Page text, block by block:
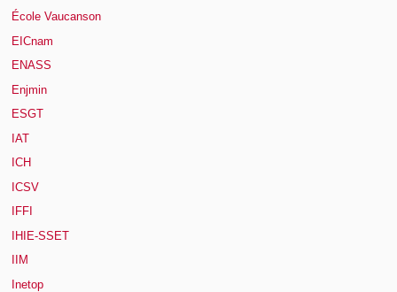
École Vaucanson
EICnam
ENASS
Enjmin
ESGT
IAT
ICH
ICSV
IFFI
IHIE-SSET
IIM
Inetop